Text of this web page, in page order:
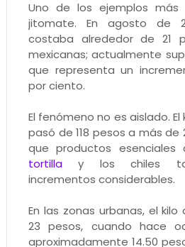
Uno de los ejemplos
jitomate. En agosto de
costaba alrededor de 21
mexicanas; actualmente
que representa un
por ciento.
El fenómeno no es aislado. El
pasó de 118 pesos a más de
que productos esenciales
tortillay los chiles
incrementos considerables.
En las zonas urbanas, el
23 pesos, cuando hace
aproximadamente 14.50